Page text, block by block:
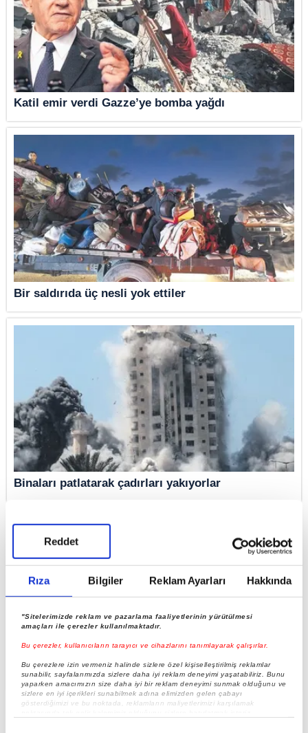
Rıza Bilgiler Reklam Ayarları Hakkında
"Sitelerimizde reklam ve pazarlama faaliyetlerinin yürütülmesi
amaçları ile çerezler kullanılmaktadır.
Bu çerezler, kullanıcıların tarayıcı ve cihazlarını tanımlayarak çalışırlar.
Bu çerezlere izin vermeniz halinde sizlere özel kişiselleştirilmiş reklamlar
sunabilir, sayfalarımızda sizlere daha iyi reklam deneyimi yaşatabiliriz. Bunu
yaparken amacımızın size daha iyi bir reklam deneyimi sunmak olduğunu ve
sizlere en iyi içerikleri sunabilmek adına elimizden gelen çabayı
gösterdiğimizi ve bu noktada, reklamların maliyetlerimizi karşılamak
Reddet
Katil emir verdi Gazze’ye bomba yağdı
Bir saldırıda üç nesli yok ettiler
Binaları patlatarak çadırları yakıyorlar
ABD’den skandal Filistin kararı